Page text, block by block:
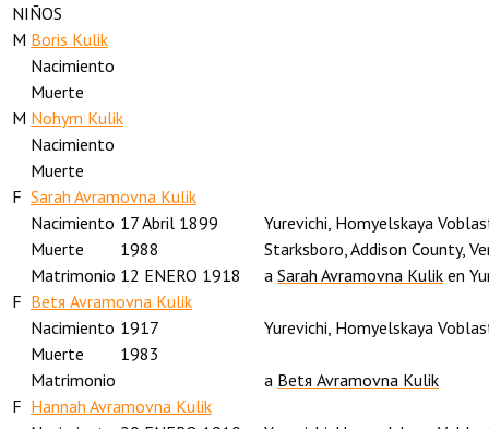
NIÑOS
M Boris Kulik
Nacimiento
Muerte
M Nohym Kulik
Nacimiento
Muerte
F Sarah Avramovna Kulik
Nacimiento 17 Abril 1899
Yurevichi, Homyelskaya
Muerte
1988
Starksboro, Addison County,
Matrimonio 12 ENERO 1918 a Sarah Avramovna Kulik en
F Betя Avramovna Kulik
Nacimiento 1917
Yurevichi, Homyelskaya
Muerte
1983
Matrimonio
a Betя Avramovna Kulik
F Hannah Avramovna Kulik